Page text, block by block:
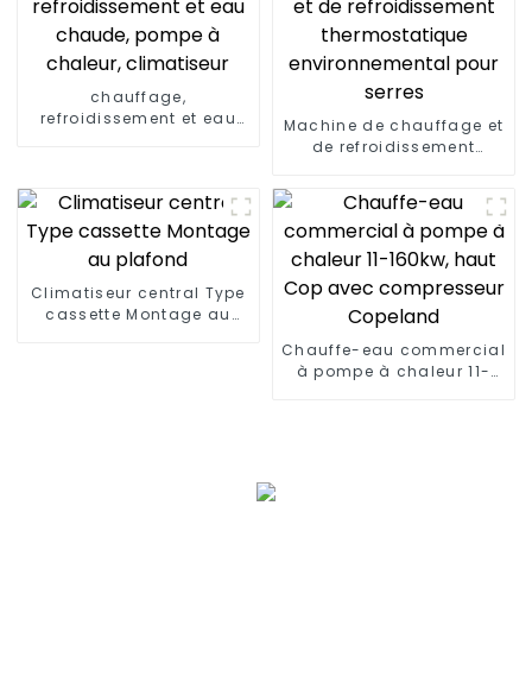
chauffage,
refroidissement et eau
Machine de chauffage et
de refroidissement
serres
Climatiseur central Type
cassette Montage au
Chauffe-eau commercial
à pompe à chaleur 11-